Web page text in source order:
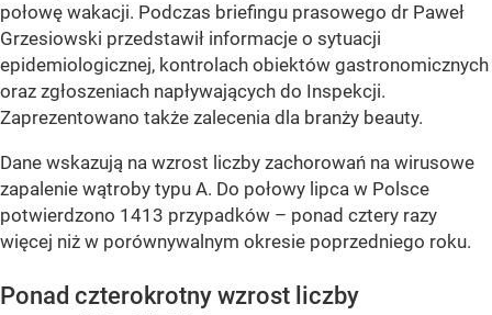
połowę wakacji. Podczas briefingu prasowego dr Paweł
Grzesiowski przedstawił informacje o sytuacji
epidemiologicznej, kontrolach obiektów gastronomicznych
oraz zgłoszeniach napływających do Inspekcji.
Zaprezentowano także zalecenia dla branży beauty.
Dane wskazują na wzrost liczby zachorowań na wirusowe
zapalenie wątroby typu A. Do połowy lipca w Polsce
potwierdzono 1413 przypadków – ponad cztery razy
więcej niż w porównywalnym okresie poprzedniego roku.
Ponad czterokrotny wzrost liczby